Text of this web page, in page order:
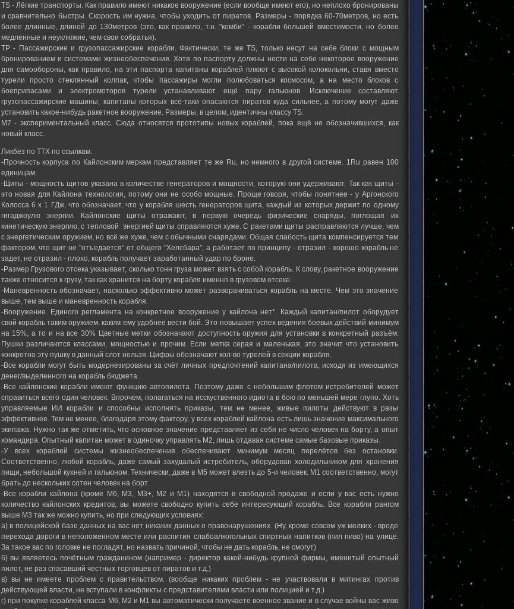
TS - Лёгкие транспорты. Как правило имеют никакое вооружение (если вообще имеют его), но неплохо бронированы
и сравнительно быстры. Скорость им нужна, чтобы уходить от пиратов. Размеры - порядка 60-70метров, но есть
более длинные, длиной до 130метров (это, как правило, т.н. "комби" - корабли большей вместимости, но более
медленные и неуклюжие, чем свои собратья).
TP - Пассажирские и грузопассажирские корабли. Фактически, те же TS, только несут на себе блоки с мощным
бронированием и системами жизнеобеспечения. Хотя по паспорту должны нести на себе некоторое вооружение
для самообороны, как правило, на эти паспорта капитаны кораблей плюют с высокой колокольни, ставя вместо
турели просто стеклянный колпак, чтобы пассажиры могли полюбоваться космосом, а на место блоков с
боеприпасами и электромоторов турели устанавливают ещё пару гальюнов. Исключение составляют
грузопассажирские машины, капитаны которых всё-таки опасаются пиратов куда сильнее, а потому могут даже
установить какое-нибудь ракетное вооружение. Размеры, в целом, идентичны классу TS.
М7 - экспериментальный класс. Сюда относятся прототипы новых кораблей, пока ещё не обозначившихся, как
новый класс.
Ликбез по ТТХ по ссылкам:
-Прочность корпуса по Кайлонским меркам представляет те же Ru, но немного в другой системе. 1Ru равен 100
единицам.
-Щиты - мощность щитов указана в количестве генераторов и мощности, которую они удерживают. Так как щиты -
это новая для Кайлона технология, потому они не особо мощные. Проще говоря, чтобы понятнее - у Аргонского
Колосса 6 x 1 ГДж, что обозначает, что у корабля шесть генераторов щита, каждый из которых держит по одному
гигаджоулю энергии. Кайлонские щиты отражают, в первую очередь физические снаряды, поглощая их
кинетическую энергию, с тепловой энергией щиты справляются хуже. С ракетами щиты расправляются лучше, чем
с энергетическим оружием, но всё же хуже, чем с обычными снарядами. Общая слабость щита компенсируется тем
фактором, что щит не "отъедается" от общего "Хелсбара", а работает по принципу - отразил - хорошо корабль не
задет, не отразил - плохо, корабль получает заработанный удар по броне.
-Размер Грузового отсека указывает, сколько тонн груза может взять с собой корабль. К слову, ракетное вооружение
также относится к грузу, так как хранится на борту корабля именно в грузовом отсеке.
-Маневренность обозначает, насколько эффективно может разворачиваться корабль на месте. Чем это значение
выше, тем выше и маневренность корабля.
-Вооружение. Единого регламента на конкретное вооружение у кайлона нет*. Каждый капитан/пилот оборудует
свой корабль таким оружием, каким ему удобнее вести бой. Это повышает успех ведения боевых действий минимум
на 15%, а то и на все 30% Цветные метки обозначают доступность оружия для установки в конкретный разъём.
Пушки различаются классами, мощностью и прочим. Если метка серая и маленькая, это значит что установить
конкретно эту пушку в данный слот нельзя. Цифры обозначают кол-во турелей в секции корабля.
-Все корабли могут быть модернезированы за счёт личных предпочтений капитана/пилота, исходя из имеющихся
денег/выделенного на корабль бюджета.
-Все кайлонские корабли имеют функцию автопилота. Поэтому даже с небольшим флотом истребителей может
справиться всего один человек. Впрочем, полагаться на исскуственного идиота в бою по меньшей мере глупо. Хоть
управляемые ИИ корабли и способны исполнять приказы, тем не менее, живые пилоты действуют в разы
эффективнее. Тем не менее, благодаря этому фактору, у всех кораблей кайлона есть лишь значение максимального
экипажа. Нужно так же отметить, что основное значение представляет из себя не число человек на борту, а опыт
командира. Опытный капитан может в одиночку управлять М2, лишь отдавая системе самые базовые приказы.
-У всех кораблей системы жизнеобеспечения обеспечивают минимум месяц перелётов без остановки.
Соответственно, любой корабль, даже самый захудалый истребитель, оборудован холодильником для хранения
пищи, небольшой кухней и гальюном. Технически, даже в М5 может влезть до 5-и человек. М1 соответственно, могут
брать до нескольких сотен человек на борт.
-Все корабли кайлона (кроме М6, М3, М3+, М2 и М1) находятся в свободной продаже и если у вас есть нужно
количество кайлонских кредитов, вы можете свободно купить себе интересующий корабль. Все корабли рангом
выше М3 так же можно купить, но при следующих условиях:
а) в полицейской базе данных на вас нет никаких данных о правонарушениях. (Ну, кроме совсем уж мелких - вроде
перехода дороги в неположенном месте или распития слабоалкогольных спиртных напитков (пил пиво) на улице.
За такое вас по головке не погладят, но назвать причиной, чтобы не дать корабль, не смогут)
б) вы являетесь почётным гражданином (например - директор какой-нибудь крупной фирмы, именитый опытный
пилот, не раз спасавший честных торговцев от пиратов и т.д.)
в) вы не имеете проблем с правительством. (вообще никаких проблем - не участвовали в митингах против
действующей власти, не вступали в конфликты с представителями власти или полицией и т.д.)
г) при покупке кораблей класса М6, М2 и М1 вы автоматически получаете военное звание и в случае войны вас живо